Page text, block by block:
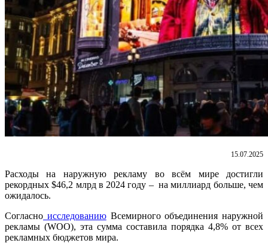
15.07.2025
Расходы на наружную рекламу во всём мире достигли
рекордных $46,2 млрд в 2024 году – на миллиард больше, чем
ожидалось.
Согласно исследованиюВсемирного объединения наружной
рекламы (WOO), эта сумма составила порядка 4,8% от всех
рекламных бюджетов мира.